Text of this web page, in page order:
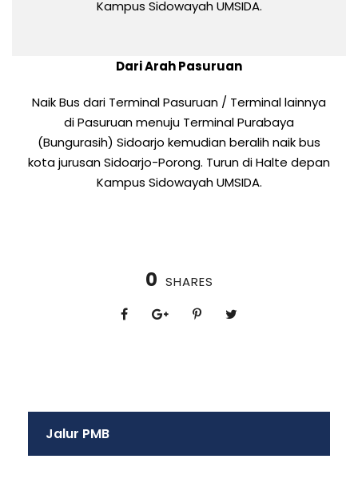
Kampus Sidowayah UMSIDA.
Dari Arah Pasuruan
Naik Bus dari Terminal Pasuruan / Terminal lainnya
di Pasuruan menuju Terminal Purabaya
(Bungurasih) Sidoarjo kemudian beralih naik bus
kota jurusan Sidoarjo-Porong. Turun di Halte depan
Kampus Sidowayah UMSIDA.
0 SHARES
Jalur PMB